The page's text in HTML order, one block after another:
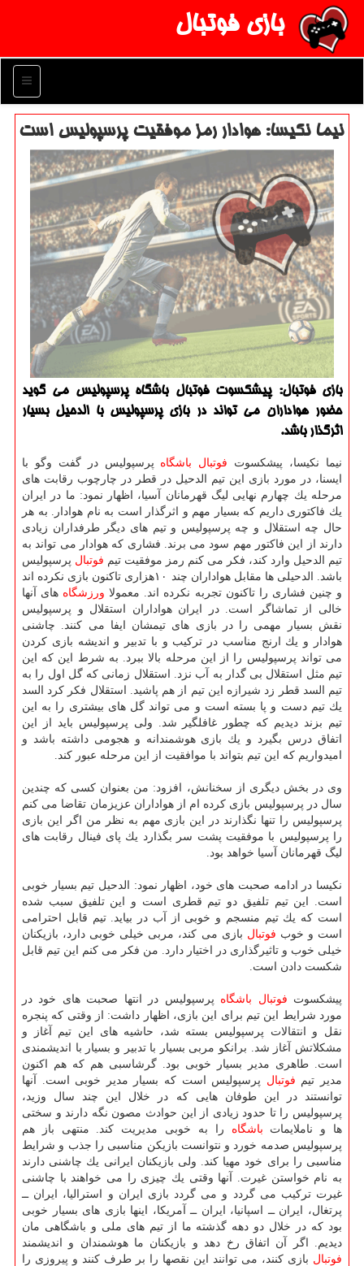
بازی فوتبال
منو
نیما نكیسا: هوادار رمز موفقیت پرسپولیس است
بازی فوتبال: پیشكسوت فوتبال باشگاه پرسپولیس می گوید
حضور هواداران می تواند در بازی پرسپولیس با الدحیل بسیار
اثرگذار باشد.
نیما نكیسا، پیشكسوت فوتبال باشگاه پرسپولیس در گفت وگو با
ایسنا، در مورد بازی این تیم الدحیل در قطر در چارچوب رقابت های
مرحله یك چهارم نهایی لیگ قهرمانان آسیا، اظهار نمود: ما در ایران
یك فاكتوری داریم كه بسیار مهم و اثرگذار است به نام هوادار. به هر
حال چه استقلال و چه پرسپولیس و تیم های دیگر طرفداران زیادی
دارند از این فاكتور مهم سود می برند. فشاری كه هوادار می تواند به
تیم الدحیل وارد كند، فكر می كنم رمز موفقیت تیم فوتبال پرسپولیس
باشد. الدحیلی ها مقابل هواداران چند ۱۰هزاری تاكنون بازی نكرده اند
و چنین فشاری را تاكنون تجربه نكرده اند. معمولا ورزشگاه های آنها
خالی از تماشاگر است. در ایران هواداران استقلال و پرسپولیس
نقش بسیار مهمی را در بازی های تیمشان ایفا می كنند. چاشنی
هوادار و یك ارنج مناسب در تركیب و با تدبیر و اندیشه بازی كردن
می تواند پرسپولیس را از این مرحله بالا ببرد. به شرط این كه این
تیم مثل استقلال بی گدار به آب نزد. استقلال زمانی كه گل اول را به
تیم السد قطر زد شیرازه این تیم از هم پاشید. استقلال فكر كرد السد
یك تیم دست و پا بسته است و می تواند گل های بیشتری را به این
تیم بزند دیدیم كه چطور غافلگیر شد. ولی پرسپولیس باید از این
اتفاق درس بگیرد و یك بازی هوشمندانه و هجومی داشته باشد و
امیدواریم كه این تیم بتواند با موافقیت از این مرحله عبور كند.
وی در بخش دیگری از سخنانش، افزود: من بعنوان كسی كه چندین
سال در پرسپولیس بازی كرده ام از هواداران عزیزمان تقاضا می كنم
پرسپولیس را تنها نگذارند در این بازی مهم به نظر من اگر این بازی
را پرسپولیس با موفقیت پشت سر بگذارد یك پای فینال رقابت های
لیگ قهرمانان آسیا خواهد بود.
نكیسا در ادامه صحبت های خود، اظهار نمود: الدحیل تیم بسیار خوبی
است. این تیم تلفیق دو تیم قطری است و این تلفیق سبب شده
است كه یك تیم منسجم و خوبی از آب در بیاید. تیم قابل احترامی
است و خوب فوتبال بازی می كند، مربی خیلی خوبی دارد، بازیكنان
خیلی خوب و تاثیرگذاری در اختیار دارد. من فكر می كنم این تیم قابل
شكست دادن است.
پیشكسوت فوتبال باشگاه پرسپولیس در انتها صحبت های خود در
مورد شرایط این تیم برای این بازی، اظهار داشت: از وقتی كه پنجره
نقل و انتقالات پرسپولیس بسته شد، حاشیه های این تیم آغاز و
مشكلاتش آغاز شد. برانكو مربی بسیار با تدبیر و بسیار با اندیشمندی
است. طاهری مدیر بسیار خوبی بود. گرشاسبی هم كه هم اكنون
مدیر تیم فوتبال پرسپولیس است كه بسیار مدیر خوبی است. آنها
توانستند در این طوفان هایی كه در خلال این چند سال وزید،
پرسپولیس را تا حدود زیادی از این حوادث مصون نگه دارند و سختی
ها و ناملایمات باشگاه را به خوبی مدیریت كند. منتهی باز هم
پرسپولیس صدمه خورد و نتوانست بازیكن مناسبی را جذب و شرایط
مناسبی را برای خود مهیا كند. ولی بازیكنان ایرانی یك چاشنی دارند
به نام خواستن غیرت. آنها وقتی یك چیزی را می خواهند با چاشنی
غیرت تركیب می گردد و می گردد بازی ایران و استرالیا، ایران ــ
پرتغال، ایران ــ اسپانیا، ایران ــ آمریكا، اینها بازی های بسیار خوبی
بود كه در خلال دو دهه گذشته ما از تیم های ملی و باشگاهی مان
دیدیم. اگر آن اتفاق رخ دهد و بازیكنان ما هوشمندان و اندیشمند
فوتبال بازی كنند، می توانند این نقصها را بر طرف كنند و پیروزی را